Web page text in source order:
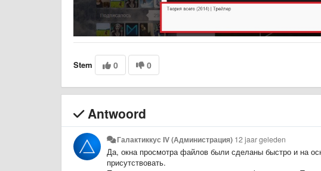
Stem 0 0
Antwoord
Галактиккус IV (Администрация) 12 jaar geleden
Да, окна просмотра файлов были сделаны быстро и на
присутствовать.